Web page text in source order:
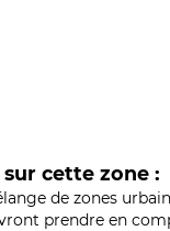
cette zone :
de zones
prendre en